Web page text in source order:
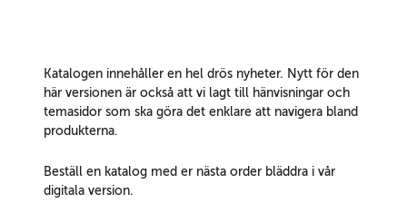
Katalogen innehåller en hel drös nyheter. Nytt för den
här versionen är också att vi lagt till hänvisningar och
temasidor som ska göra det enklare att navigera bland
produkterna.
Beställ en katalog med er nästa order bläddra i vår
digitala version.